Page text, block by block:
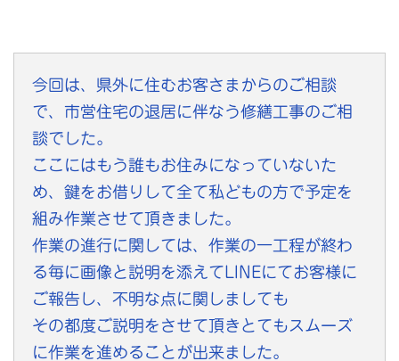
今回は、県外に住むお客さまからのご相談
で、市営住宅の退居に伴なう修繕工事のご相
談でした。
ここにはもう誰もお住みになっていないた
め、鍵をお借りして全て私どもの方で予定を
組み作業させて頂きました。
作業の進行に関しては、作業の一工程が終わ
る毎に画像と説明を添えてLINEにてお客様に
ご報告し、不明な点に関しましても
その都度ご説明をさせて頂きとてもスムーズ
に作業を進めることが出来ました。